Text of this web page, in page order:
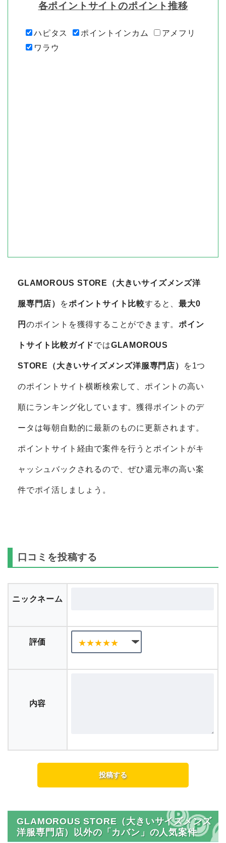
各ポイントサイトのポイント推移
ハピタス ポイントインカム
アメフリ
ワラウ
GLAMOROUS STORE（大きいサイズメンズ洋
服専門店） をポイントサイト比較すると、最大0
円 のポイントを獲得することができます。ポイン
トサイト比較ガイドではGLAMOROUS
STORE（大きいサイズメンズ洋服専門店） を1つ
のポイントサイト横断検索して、ポイントの高い
順にランキング化しています。獲得ポイントのデ
ータは毎朝自動的に最新のものに更新されます。
ポイントサイト経由で案件を行うとポイントがキ
ャッシュバックされるので、ぜひ還元率の高い案
件でポイ活しましょう。
口コミを投稿する
ニックネーム
評価
内容
GLAMOROUS STORE（大きいサイズメンズ
洋服専門店）以外の「カバン」の人気案件